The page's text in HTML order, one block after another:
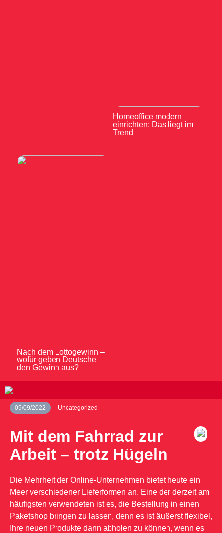
Homeoffice modern
einrichten: Das liegt im
Trend
Nach dem Lottogewinn –
wofür geben Deutsche
den Gewinn aus?
05/09/2022 Uncategorized
Mit dem Fahrrad zur
Arbeit – trotz Hügeln
Die Mehrheit der Online-Unternehmen bietet heute ein
Meer verschiedener Lieferformen an. Eine der derzeit am
häufigsten verwendeten ist es, die Bestellung in einen
Paketshop bringen zu lassen, denn es ist äußerst flexibel,
Ihre neuen Produkte dann abholen zu können, wenn es